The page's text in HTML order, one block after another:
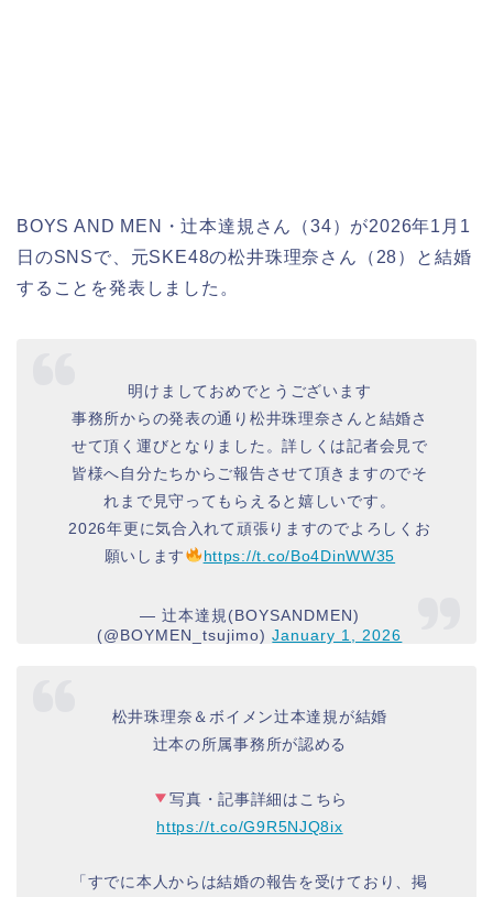
BOYS AND MEN・辻本達規さん（34）が2026年1月1
日のSNSで、元SKE48の松井珠理奈さん（28）と結婚
することを発表しました。
明けましておめでとうございます
事務所からの発表の通り松井珠理奈さんと結婚さ
せて頂く運びとなりました。詳しくは記者会見で
皆様へ自分たちからご報告させて頂きますのでそ
れまで見守ってもらえると嬉しいです。
2026年更に気合入れて頑張りますのでよろしくお
願いします
https://t.co/Bo4DinWW35
— 辻本達規(BOYSANDMEN)
(@BOYMEN_tsujimo)January 1, 2026
松井珠理奈＆ボイメン辻本達規が結婚
辻本の所属事務所が認める
写真・記事詳細はこちら
https://t.co/G9R5NJQ8ix
「すでに本人からは結婚の報告を受けており、掲